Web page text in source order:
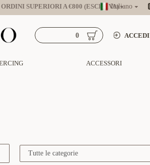
SUPERIORI A €800 (ESCL. IVA)Italiano
ACCEDI
0
ACCESSORI